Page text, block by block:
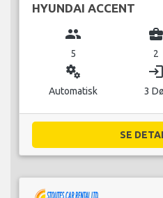
HYUNDAI ACCENT
group
5
business_center
2
miscellaneous_services
Automatisk
login
3
SE